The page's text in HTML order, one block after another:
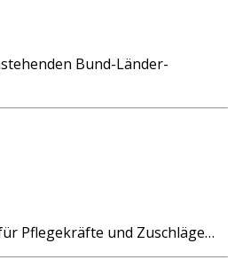
Bund-Länder-
Pflegekräfte und Zuschläge…